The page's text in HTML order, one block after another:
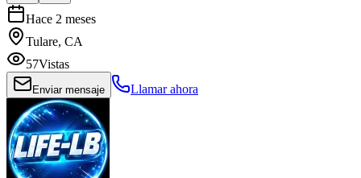
Hace 2 meses
Tulare, CA
57Vistas
Enviar mensaje Llamar ahora